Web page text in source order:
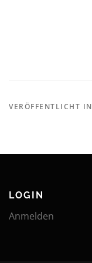
VERÖFFENTLICHT IN
LOGIN
Anmelden